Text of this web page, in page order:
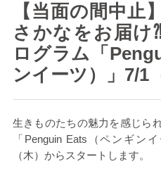
【当面の間中止
さかなをお届け
ログラム「
ンイーツ）」7/1
生きものたちの魅力を感じら
「 Penguin Eats （ペンギン
（木）からスタートします。